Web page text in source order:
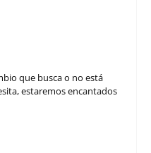
que busca o no está
estaremos encantados